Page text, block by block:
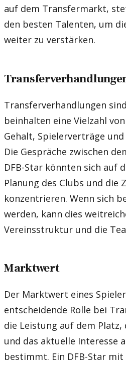
auf dem Transfermarkt,
den besten Talenten, um
weiter zu verstärken.
Transferverhandlungen
beinhalten eine Vielzahl
Gehalt, Spielerverträge
Die Gespräche zwischen
DFB-Star könnten sich auf
Planung des Clubs und die
konzentrieren. Wenn sich
werden, kann dies
Vereinsstruktur und die
Marktwert
Der Marktwert eines
entscheidende Rolle bei
die Leistung auf dem
und das aktuelle Interesse
bestimmt. Ein DFB-Star